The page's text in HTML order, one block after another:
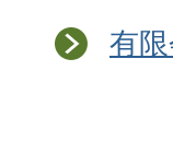
有